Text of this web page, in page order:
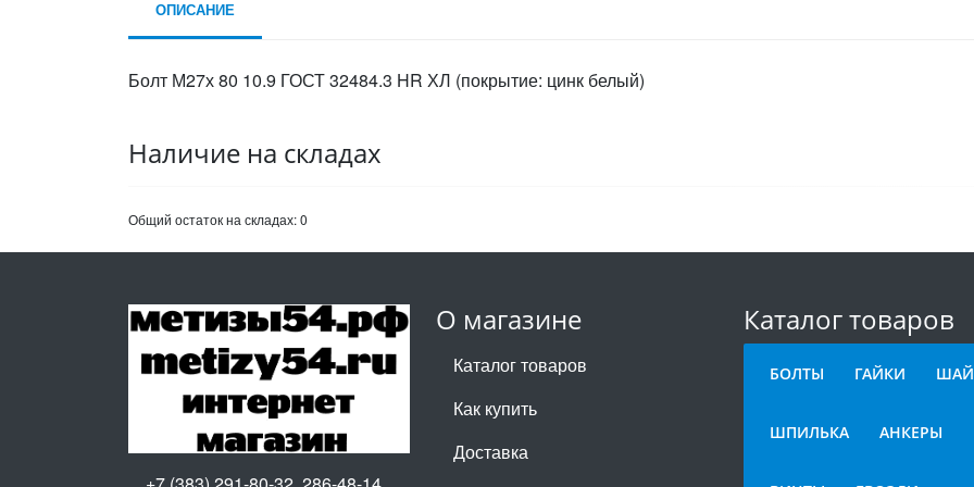
ОПИСАНИЕ
Болт М27х 80 10.9 ГОСТ 32484.3 HR ХЛ (покрытие: цинк белый)
Наличие на складах
Общий остаток на складах:0
О магазине
Каталог товаров
Как купить
Доставка
Каталог товаров
БОЛТЫ ГАЙКИ
ШПИЛЬКА АНКЕРЫ